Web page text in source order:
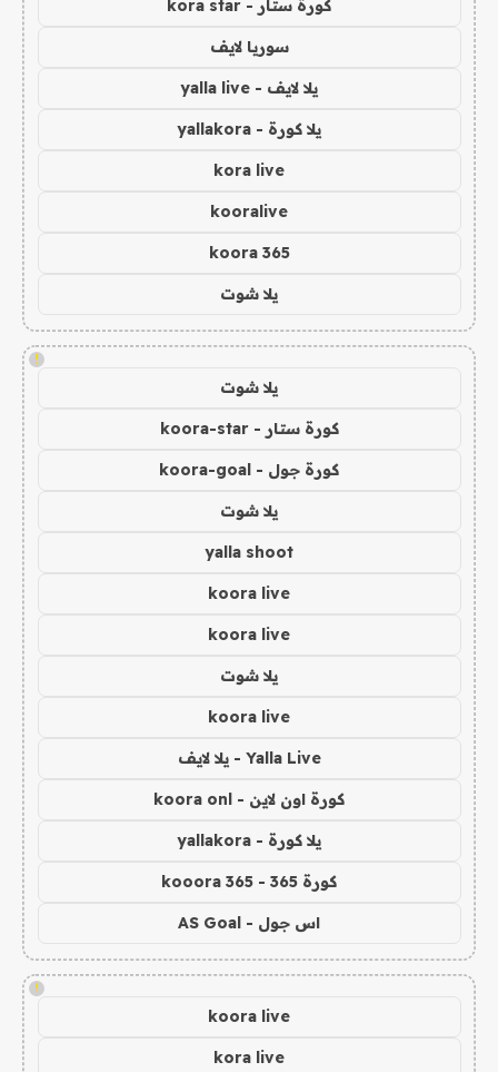
كورة ستار - kora star
سوريا لايف
يلا لايف - yalla live
يلا كورة - yallakora
kora live
kooralive
koora 365
يلا شوت
!
يلا شوت
كورة ستار - koora-star
كورة جول - koora-goal
يلا شوت
yalla shoot
koora live
koora live
يلا شوت
koora live
Yalla Live - يلا لايف
كورة اون لاين - koora onl
يلا كورة - yallakora
كورة 365 - kooora 365
اس جول - AS Goal
!
koora live
kora live